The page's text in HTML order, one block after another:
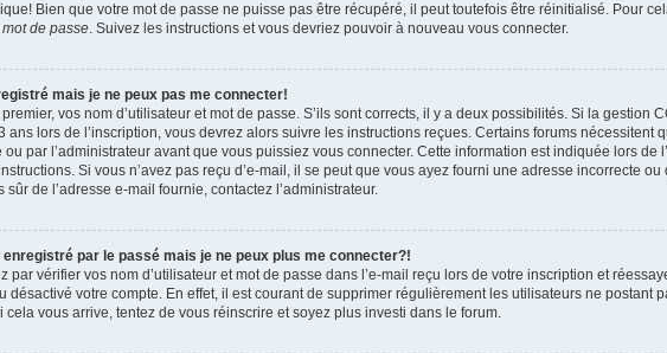
Bien que votre mot de passe ne puisse pas être récupéré, il peut toutefois être réinitialisé. Pour
de passe. Suivez les instructions et vous devriez pouvoir à nouveau vous connecter.
mais je ne peux pas me connecter!
vos nom d’utilisateur et mot de passe. S’ils sont corrects, il y a deux possibilités. Si la gestion
ans lors de l’inscription, vous devrez alors suivre les instructions reçues. Certains forums nécessitent
ou par l’administrateur avant que vous puissiez vous connecter. Cette information est indiquée lors de
Si vous n’avez pas reçu d’e-mail, il se peut que vous ayez fourni une adresse incorrecte
sûr de l’adresse e-mail fournie, contactez l’administrateur.
par le passé mais je ne peux plus me connecter?!
par vérifier vos nom d’utilisateur et mot de passe dans l’e-mail reçu lors de votre inscription et
désactivé votre compte. En effet, il est courant de supprimer régulièrement les utilisateurs ne postant
cela vous arrive, tentez de vous réinscrire et soyez plus investi dans le forum.